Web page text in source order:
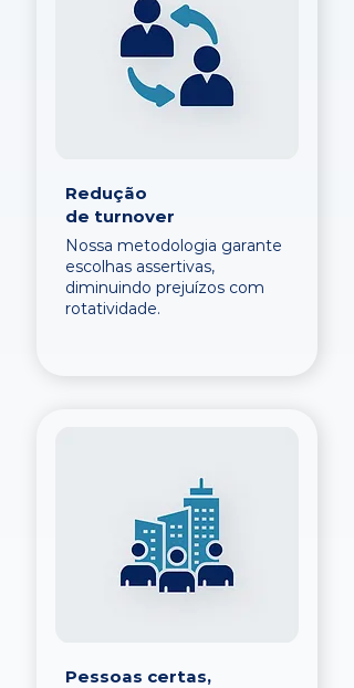
Redução
de turnover
Nossa metodologia garante
escolhas assertivas,
diminuindo prejuízos com
rotatividade.
Pessoas certas,